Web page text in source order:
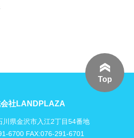
Top
社LANDPLAZA
川県金沢市入江2丁目54番地
6700 FAX:076-291-6701